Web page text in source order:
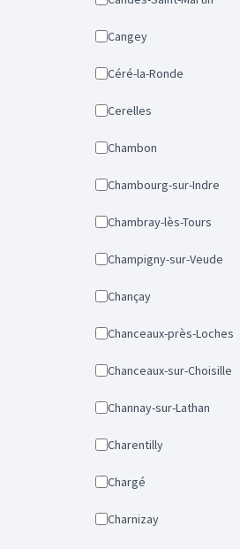
Cangey
Céré-la-Ronde
Cerelles
Chambon
Chambourg-sur-Indre
Chambray-lès-Tours
Champigny-sur-Veude
Chançay
Chanceaux-près-Loches
Chanceaux-sur-Choisille
Channay-sur-Lathan
Charentilly
Chargé
Charnizay